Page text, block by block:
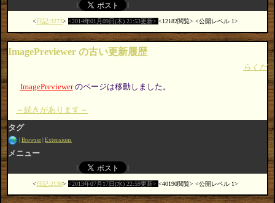
日記:3273 2014年01月09日(木) 21:53更新 12182閲覧 公開レベル 1
ImagePreviewer の古い更新履歴
らくだ
ImagePreviewerのページは移動しました。
～続きがあります～
タグ
Browser Extensions
メニュー
日記:2130 2013年07月17日(水) 22:59更新 40190閲覧 公開レベル 1